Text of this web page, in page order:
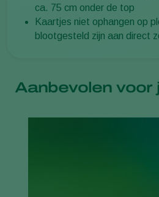
ca. 75 cm onder de top
Kaartjes niet ophangen op
blootgesteld zijn aan direct
Aanbevolen voor